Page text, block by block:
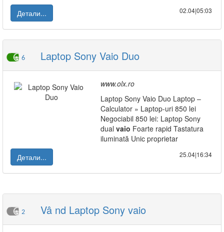
Детали...
02.04|05:03
6 Laptop Sony Vaio Duo
www.olx.ro
Laptop Sony Vaio Duo Laptop –
Calculator » Laptop-uri 850 lei
Negociabil 850 lei: Laptop Sony
dual vaio Foarte rapid Tastatura
iluminată Unic proprietar
Детали...
25.04|16:34
2 Vâ nd Laptop Sony vaio